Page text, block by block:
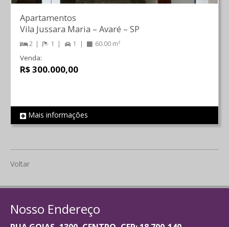
REF 1777
Apartamentos
Vila Jussara Maria – Avaré – SP
2 1 1 60.00 m²
Venda:
R$ 300.000,00
Mais informações
Voltar
Nosso Endereço